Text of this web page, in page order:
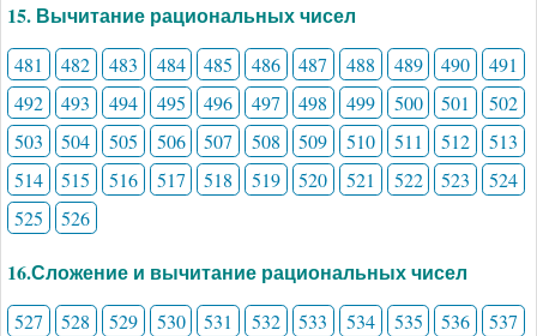
15. Вычитание рациональных чисел
481 482 483 484 485 486 487 488 489 490
491
492
493 494 495 496 497 498 499 500 501
502
503
504 505 506 507 508 509 510 511 512
513
514
515 516 517 518 519 520 521 522 523
524
525
526
16.Сложение и вычитание рациональных чисел
527 528 529 530 531 532 533 534 535 536
537